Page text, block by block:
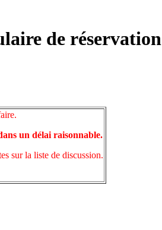
de réservation
un délai raisonnable.
sur la liste de discussion.